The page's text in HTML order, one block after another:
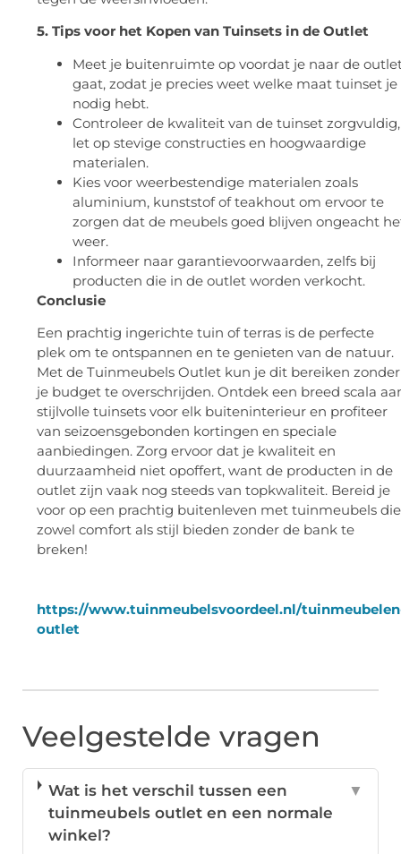
5. Tips voor het Kopen van Tuinsets in de Outlet
Meet je buitenruimte op voordat je naar de
gaat, zodat je precies weet welke maat tuinset je
nodig hebt.
Controleer de kwaliteit van de tuinset zorgvuldig,
let op stevige constructies en hoogwaardige
materialen.
Kies voor weerbestendige materialen zoals
aluminium, kunststof of teakhout om ervoor te
zorgen dat de meubels goed blijven ongeacht
weer.
Informeer naar garantievoorwaarden, zelfs bij
producten die in de outlet worden verkocht.
Conclusie
Een prachtig ingerichte tuin of terras is de perfecte
plek om te ontspannen en te genieten van de natuur.
Met de Tuinmeubels Outlet kun je dit bereiken zonder
je budget te overschrijden. Ontdek een breed scala
stijlvolle tuinsets voor elk buiteninterieur en profiteer
van seizoensgebonden kortingen en speciale
aanbiedingen. Zorg ervoor dat je kwaliteit en
duurzaamheid niet opoffert, want de producten in de
outlet zijn vaak nog steeds van topkwaliteit. Bereid je
voor op een prachtig buitenleven met tuinmeubels die
zowel comfort als stijl bieden zonder de bank te
breken!
https://www.tuinmeubelsvoordeel.nl/
outlet
Veelgestelde vragen
Wat is het verschil tussen een
tuinmeubels outlet en een normale
winkel?
▼